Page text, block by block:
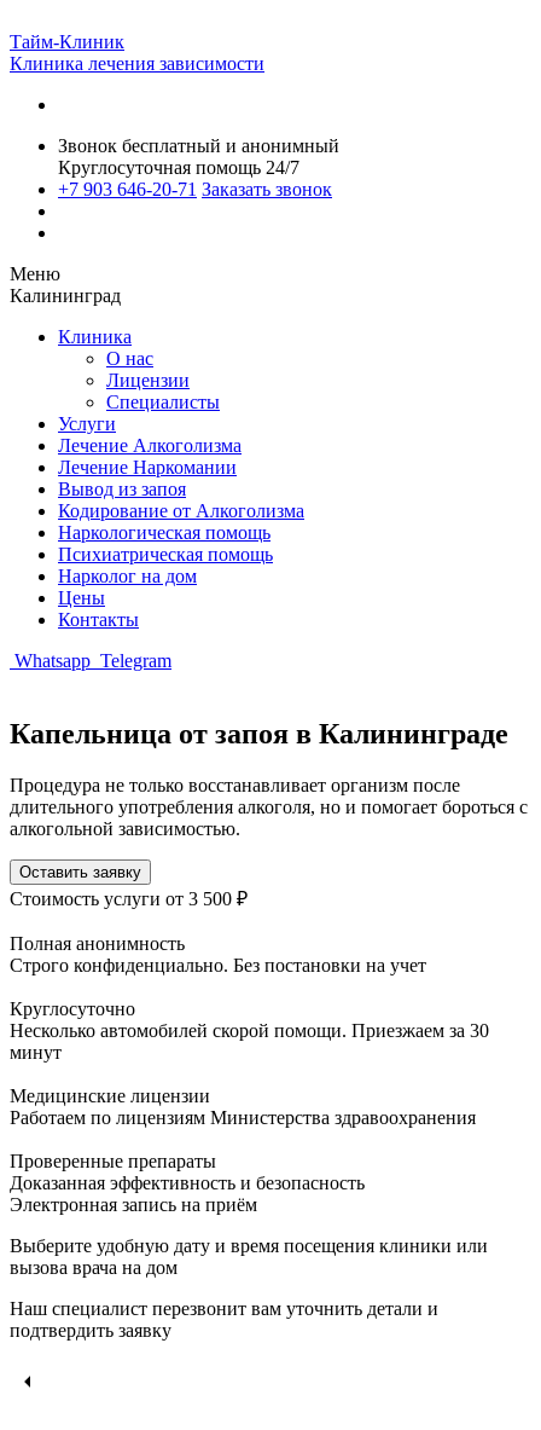
Тайм-Клиник
Клиника лечения зависимости
Звонок бесплатный и анонимный
Круглосуточная помощь 24/7
+7 903 646-20-71 Заказать звонок
Меню
Калининград
Клиника
О нас
Лицензии
Специалисты
Услуги
Лечение Алкоголизма
Лечение Наркомании
Вывод из запоя
Кодирование от Алкоголизма
Наркологическая помощь
Психиатрическая помощь
Нарколог на дом
Цены
Контакты
Whatsapp Telegram
Капельница от запоя в Калининграде
Процедура не только восстанавливает организм после
длительного употребления алкоголя, но и помогает бороться с
алкогольной зависимостью.
Оставить заявку
Стоимость услуги от 3 500 ₽
Полная анонимность
Строго конфиденциально. Без постановки на учет
Круглосуточно
Несколько автомобилей скорой помощи. Приезжаем за 30
минут
Медицинские лицензии
Работаем по лицензиям Министерства здравоохранения
Проверенные препараты
Доказанная эффективность и безопасность
Электронная запись на приём
Выберите удобную дату и время посещения клиники или
вызова врача на дом
Наш специалист перезвонит вам уточнить детали и
подтвердить заявку